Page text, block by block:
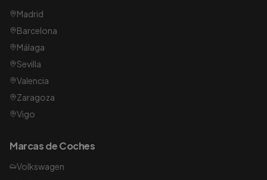
Madrid
Barcelona
Málaga
Sevilla
Valencia
Zaragoza
Vigo
Marcas de Coches
Volkswagen